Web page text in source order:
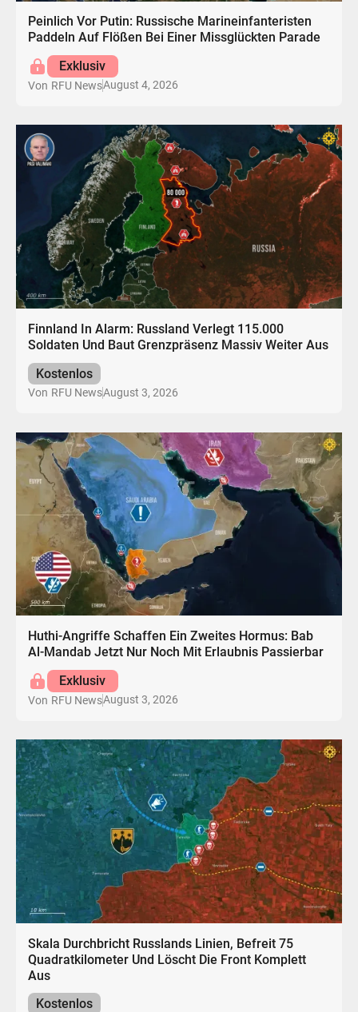
Peinlich Vor Putin: Russische Marineinfanteristen
Paddeln Auf Flößen Bei Einer Missglückten Parade
Exklusiv
Von RFU NewsAugust 4, 2026
Finnland In Alarm: Russland Verlegt 115.000
Soldaten Und Baut Grenzpräsenz Massiv Weiter Aus
Kostenlos
Von RFU NewsAugust 3, 2026
Huthi-Angriffe Schaffen Ein Zweites Hormus: Bab
Al-Mandab Jetzt Nur Noch Mit Erlaubnis Passierbar
Exklusiv
Von RFU NewsAugust 3, 2026
Skala Durchbricht Russlands Linien, Befreit 75
Quadratkilometer Und Löscht Die Front Komplett
Aus
Kostenlos